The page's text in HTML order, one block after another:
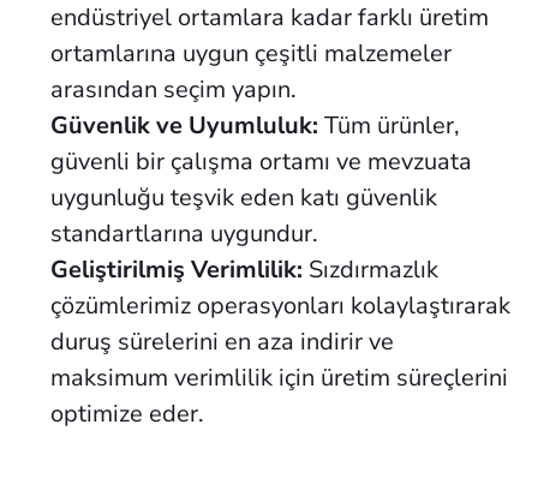
endüstriyel ortamlara kadar farklı üretim
ortamlarına uygun çeşitli malzemeler
arasından seçim yapın.
Güvenlik ve Uyumluluk: Tüm ürünler,
güvenli bir çalışma ortamı ve mevzuata
uygunluğu teşvik eden katı güvenlik
standartlarına uygundur.
Geliştirilmiş Verimlilik: Sızdırmazlık
çözümlerimiz operasyonları kolaylaştırarak
duruş sürelerini en aza indirir ve
maksimum verimlilik için üretim süreçlerini
optimize eder.